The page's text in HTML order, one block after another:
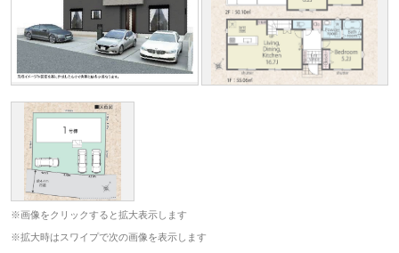
※画像をクリックすると拡大表示します
※拡大時はスワイプで次の画像を表示します